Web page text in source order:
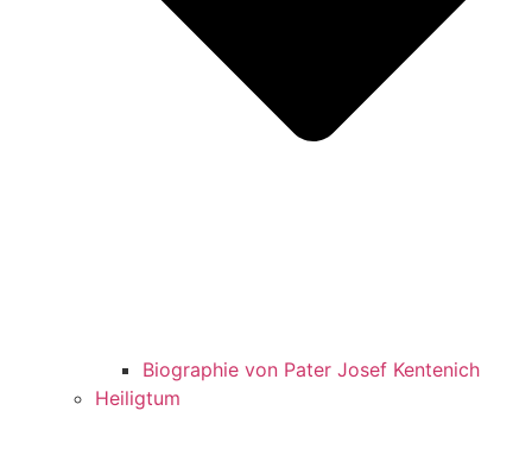
Biographie von Pater Josef Kentenich
Heiligtum